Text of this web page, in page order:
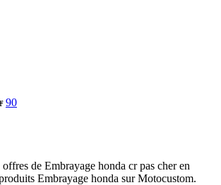
90
de Embrayage honda cr pas cher en
Embrayage honda sur Motocustom.